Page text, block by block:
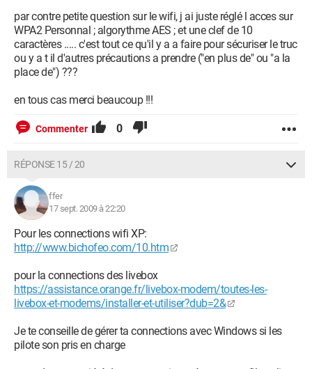
par contre petite question sur le wifi, j ai juste réglé l acces sur
WPA2 Personnal ; algorythme AES ; et une clef de 10
caractères ..... c'est tout ce qu'il y a a faire pour sécuriser le truc
ou y a t il d'autres précautions a prendre ("en plus de" ou "a la
place de") ???
en tous cas merci beaucoup !!!
Commenter 0
RÉPONSE 15 / 20
ffer
17 sept. 2009 à 22:20
Pour les connections wifi XP:
http://www.bichofeo.com/10.htm
pour la connections des livebox
https://assistance.orange.fr/livebox-modem/toutes-les-
livebox-et-modems/installer-et-utiliser?dub=2&
Je te conseille de gérer ta connections avec Windows si les
pilote son pris en charge